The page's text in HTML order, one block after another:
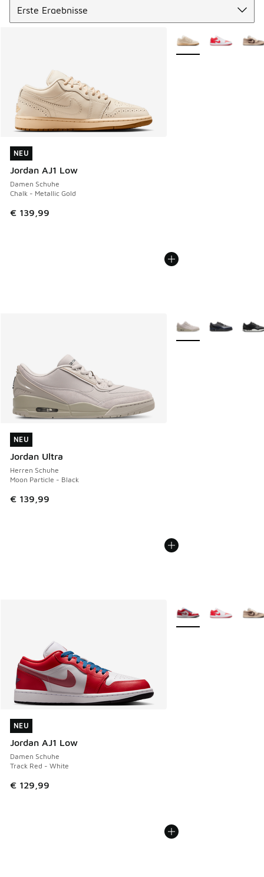
NEU
Jordan AJ1 Low
Damen Schuhe
Chalk - Metallic Gold
€ 139,99
NEU
Weitere Farben
NEU
Jordan Ultra
Herren Schuhe
Moon Particle - Black
€ 139,99
NEU
Weitere Farben
NEU
Jordan AJ1 Low
Damen Schuhe
Track Red - White
€ 129,99
NEU
Weitere Farben